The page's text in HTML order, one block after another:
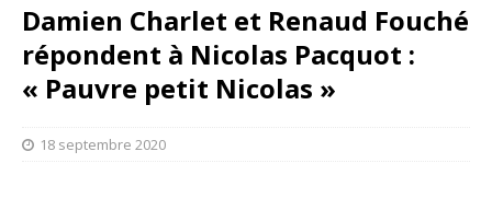
Damien Charlet et Renaud Fouché
répondent à Nicolas Pacquot :
« Pauvre petit Nicolas »
18 septembre 2020